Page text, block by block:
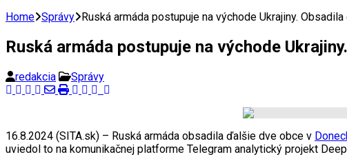
Home Správy Ruská armáda postupuje na východe Ukrajiny.
Ruská armáda postupuje na východe
redakcia Správy
16.8.2024 (SITA.sk) – Ruská armáda obsadila ďalšie dve obce v
uviedol to na komunikačnej platforme Telegram analytický projekt